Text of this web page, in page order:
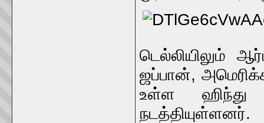
டெல்லியிலும்
ஜப்பான்,
உள்ள ஹிந்து